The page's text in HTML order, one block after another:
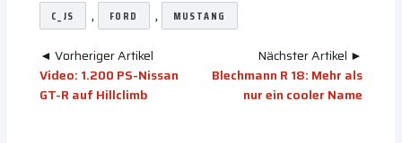
C_JS , FORD , MUSTANG
◄ Vorheriger Artikel
Video: 1.200 PS-Nissan
GT-R auf Hillclimb
Nächster Artikel ►
Blechmann R 18: Mehr als
nur ein cooler Name